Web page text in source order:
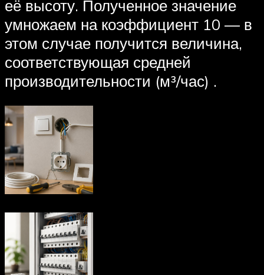
её высоту. Полученное значение
умножаем на коэффициент 10 — в
этом случае получится величина,
соответствующая средней
производительности (м³/час) .